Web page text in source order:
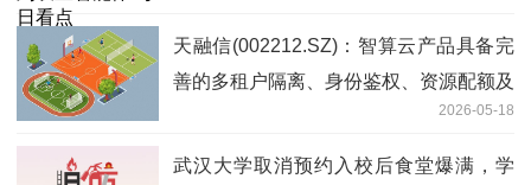
天融信(002212.SZ)：智算云产品具备完
善的多租户隔离、身份鉴权、资源配额及
2026-05-18
武汉大学取消预约入校后食堂爆满，学